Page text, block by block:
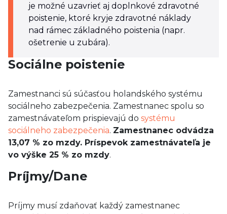
je možné uzavrieť aj doplnkové zdravotné
poistenie, ktoré kryje zdravotné náklady
nad rámec základného poistenia (napr.
ošetrenie u zubára).
Sociálne poistenie
Zamestnanci sú súčasťou holandského systému
sociálneho zabezpečenia. Zamestnanec spolu so
zamestnávateľom prispievajú do systému
sociálneho zabezpečenia. Zamestnanec odvádza
13,07 % zo mzdy. Príspevok zamestnávateľa je
vo výške 25 % zo mzdy.
Príjmy/Dane
Príjmy musí zdaňovať každý zamestnanec